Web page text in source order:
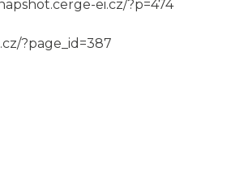
ei.cz/?p=474
?page_id=387